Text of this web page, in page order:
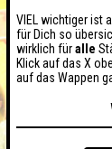
VIEL wichtiger ist
für Dich so
wirklich füralle
Klick auf das X
auf das Wappen